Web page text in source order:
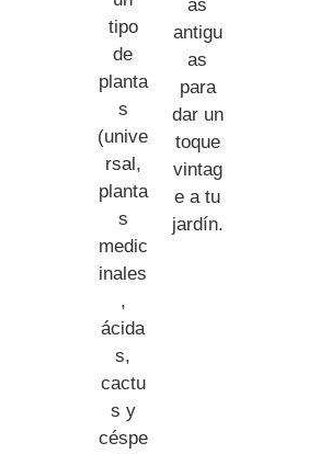
tipo
de
planta
s
(unive
rsal,
planta
s
medic
inales
,
ácida
s,
cactu
s y
céspe
as
antigu
as
para
dar un
toque
vintag
e a tu
jardín.